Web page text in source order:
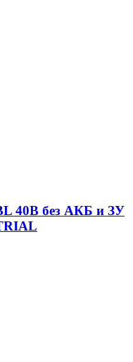
40В без АКБ и ЗУ